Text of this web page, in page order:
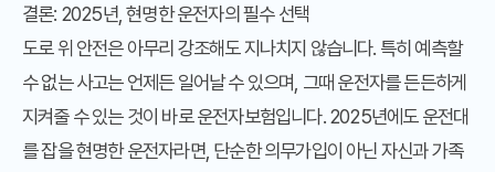
결론: 2025년, 현명한 운전자의 필수 선택
도로 위 안전은 아무리 강조해도 지나치지 않습니다. 특히 예측할
수 없는 사고는 언제든 일어날 수 있으며, 그때 운전자를 든든하게
지켜줄 수 있는 것이 바로 운전자보험입니다. 2025년에도 운전대
를 잡을 현명한 운전자라면, 단순한 의무가입이 아닌 자신과 가족